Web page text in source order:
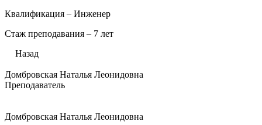
Квалификация – Инженер
Стаж преподавания – 7 лет
Назад
Домбровская Наталья Леонидовна
Преподаватель
Домбровская Наталья Леонидовна